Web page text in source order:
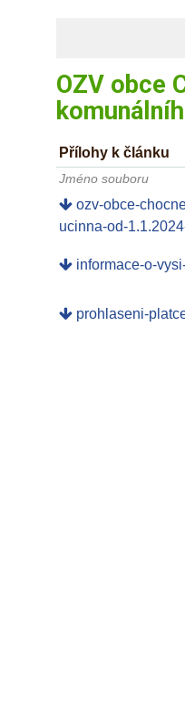
OZV obce
Přílohy k článku
Jméno souboru
ozv-obce-
ucinna-od-
informace-o-
prohlaseni-